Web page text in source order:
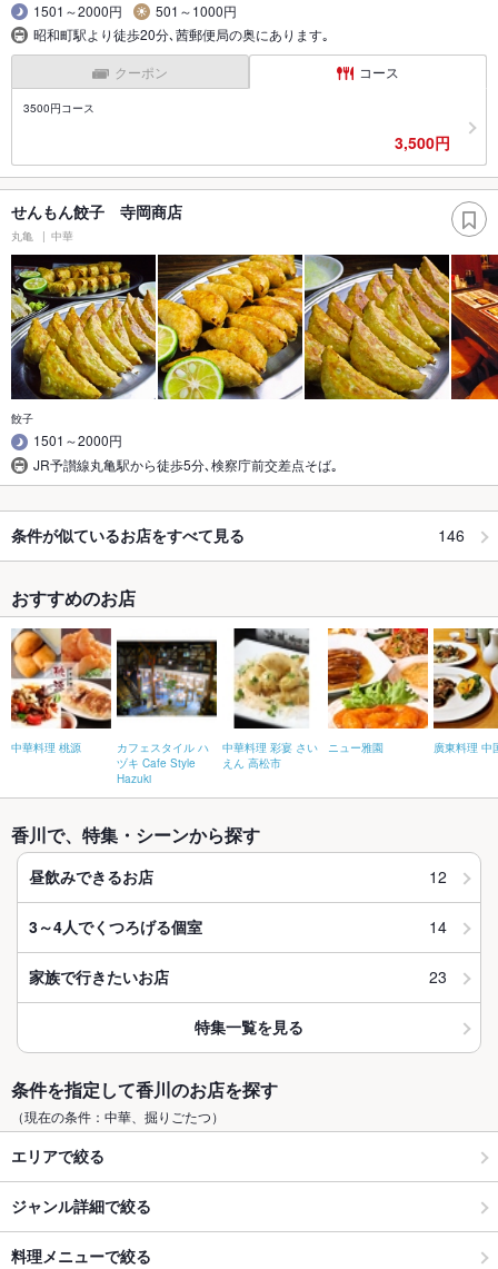
1501～2000円
501～1000円
昭和町駅より徒歩20分､茜郵便局の奥にあります｡
クーポン コース
3500円コース
3,500円
せんもん餃子 寺岡商店
丸亀 中華
餃子
1501～2000円
JR予讃線丸亀駅から徒歩5分､検察庁前交差点そば｡
条件が似ているお店をすべて見る 146
おすすめのお店
中華料理 桃源
カフェスタイル ハ
ヅキ Cafe Style
Hazuki
中華料理 彩宴 さい
えん 高松市
ニュー雅園 廣東料理 中
香川で、特集・シーンから探す
昼飲みできるお店 12
3～4人でくつろげる個室 14
家族で行きたいお店 23
特集一覧を見る
条件を指定して香川のお店を探す
（現在の条件：中華、掘りごたつ）
エリアで絞る
ジャンル詳細で絞る
料理メニューで絞る